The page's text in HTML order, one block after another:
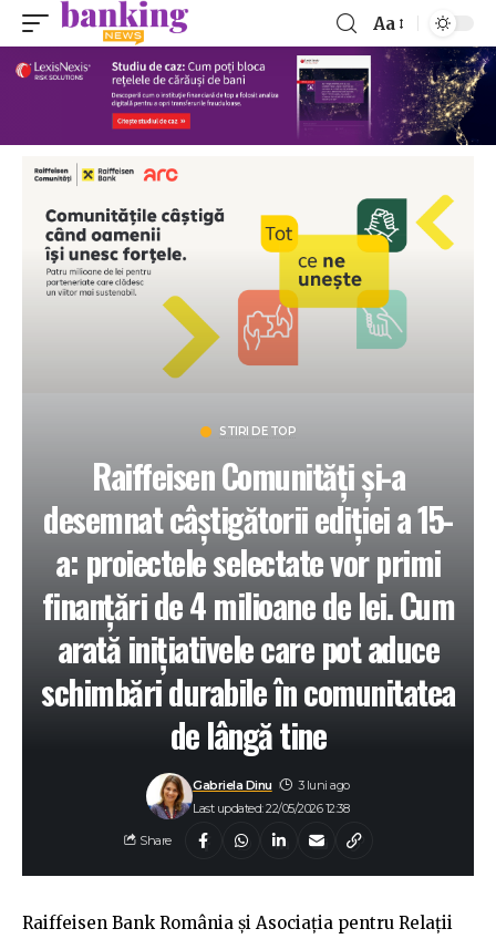
Aa
STIRI DE TOP
Raiffeisen Comunități și-a
desemnat câștigătorii ediției a 15-
a: proiectele selectate vor primi
finanțări de 4 milioane de lei. Cum
arată inițiativele care pot aduce
schimbări durabile în comunitatea
de lângă tine
Last updated: 22/05/2026 12:38
Gabriela Dinu 3 luni ago
Share
Raiffeisen Bank România și Asociația pentru Relații